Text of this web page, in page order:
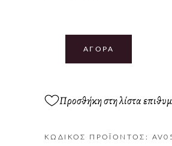
ΑΓΟΡΆ
Προσθήκη στη λίστα
ΚΩΔΙΚΌΣ ΠΡΟΪΌΝΤΟΣ: